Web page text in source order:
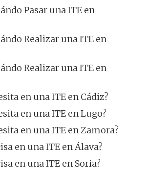
Pasar una ITE en
Realizar una ITE en
Realizar una ITE en
en una ITE en Cádiz?
en una ITE en Lugo?
en una ITE en Zamora?
en una ITE en Álava?
en una ITE en Soria?